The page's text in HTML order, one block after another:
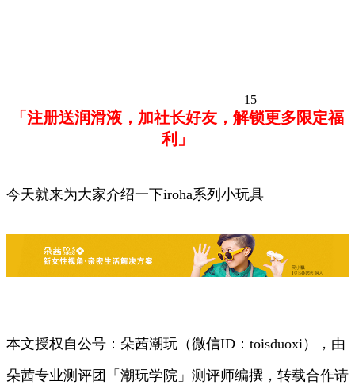
15
「注册送润滑液，加社长好友，解锁更多限定福
利」
今天就来为大家介绍一下iroha系列小玩具
本文授权自公号：朵茜潮玩（微信ID：toisduoxi），由
朵茜专业测评团「潮玩学院」测评师编撰，转载合作请